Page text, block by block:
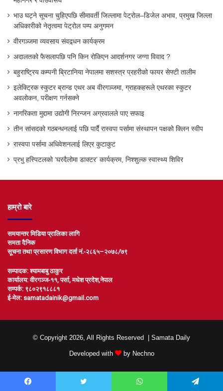
भाउ घट्ने सूचना चुहिएपछि सीमावर्ती जिल्लामा पेट्रोल–डिजेल अभाव, प्रमुख जिल्ला
अधिकारीको नेतृत्वमा पेट्रोल पम्प अनुगमन
वीरगञ्जमा व्यवसाय संवद्र्धन कार्यक्रम
अदालतको फैसलापछि पनि किन रोकिएन आदर्शनगर जग्गा विवाद ?
बहुराष्ट्रिय कम्पनी ब्रिटानिया नेपालमा सशस्त्र प्रहरीको फायर सेफ्टी तालीम
इलेक्ट्रिक स्कुटर ब्रान्ड एथर अब वीरगञ्जमा, ग्राहकहरूले एथरका स्कुटर
अवलोकन, परीक्षण गर्नसक्ने
नागरिकता मुद्दामा उद्योगी निरन्जन अग्रवालले पाए सफाइ
तीन सांसदको गठबन्धनलाई पछि पार्दै रास्वपा पर्सामा संस्थापन पक्षको क्लिन स्वीप
रास्वपा पर्सामा अधिवेशनलाई लिएर कुटाकुट
प्रभु हस्पिटलको ‘घरदैलोमा डाक्टर’ कार्यक्रम, निश्शुल्क स्वास्थ्य शिविर
हाम्रो बारे
समयान्तर मिडिया प्रालिका लागि
समता दैनिक
सूचना तथा प्रसारण विभाग दर्ता नं.-२८६५–२०७८/७९
सम्पादक: श्यामबाबु ठाकुर
कार्यालय: वीरगञ्ज-११, पर्सा, मधेश प्रदेश,नेपाल
सम्पर्क: ९८०२९१८८८१
ई-मेल: samatadainik@gmail.com
© Copyright 2026, All Rights Reserved | Samata Daily
Developed with by Nechno